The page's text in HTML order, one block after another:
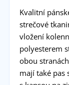
Kvalitní
strečové
vložení
polyesterem
obou
mají také pas